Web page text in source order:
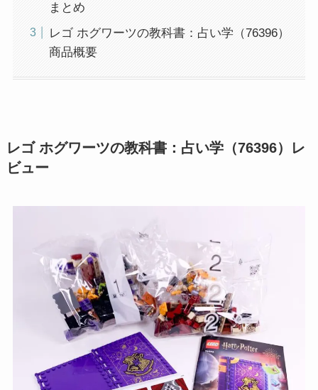
まとめ
レゴ ホグワーツの教科書：占い学（76396）
商品概要
レゴ ホグワーツの教科書：占い学（76396）レ
ビュー